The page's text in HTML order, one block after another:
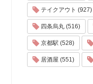
テイクアウト (927)
四条烏丸 (516)
京都駅 (528)
居酒屋 (551)